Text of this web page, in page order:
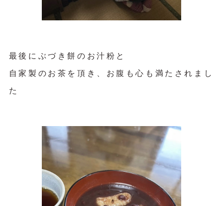
最後にぶづき餅のお汁粉と
自家製のお茶を頂き、お腹も心も満たされまし
た